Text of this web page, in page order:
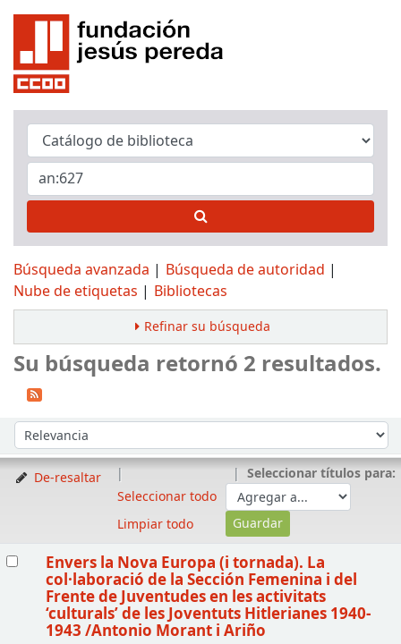
Búsqueda avanzada
Búsqueda de autoridad
Nube de etiquetas
Bibliotecas
Refinar su búsqueda
Su búsqueda retornó 2 resultados.
Ordenar por:
De-resaltar
Seleccionar todo
Limpiar todo
Seleccionar títulos para:
Envers la Nova Europa (i tornada). La
col·laboració de la Sección Femenina i del
Frente de Juventudes en les activitats
‘culturals’ de les Joventuts Hitlerianes 1940-
1943 /Antonio Morant i Ariño